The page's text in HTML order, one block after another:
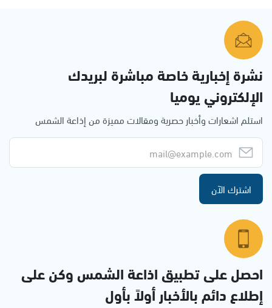
نشرة إخبارية خاصة مباشرة لبريدك
الإلكتروني يوميا
استلم اشعارات وأخبار حصرية ومقالات مميزة من إذاعة الشمس
اشترك الآن
احصل على تطبيق اذاعة الشمس وكن على
إطلاع دائم بالأخبار أولاً بأول